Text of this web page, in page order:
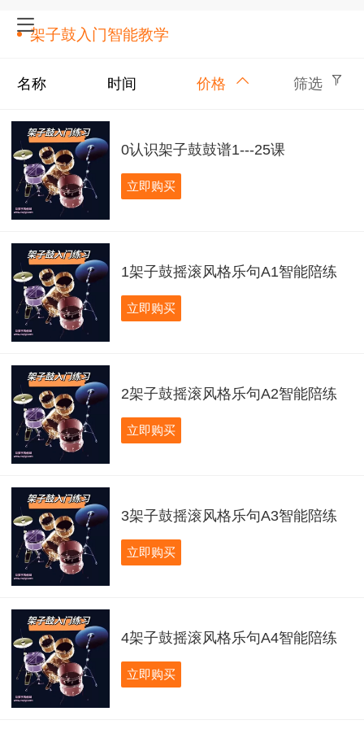
架子鼓入门智能教学
名称 时间 价格 筛选
0认识架子鼓鼓谱1---25课
立即购买
1架子鼓摇滚风格乐句A1智能陪练
立即购买
2架子鼓摇滚风格乐句A2智能陪练
立即购买
3架子鼓摇滚风格乐句A3智能陪练
立即购买
4架子鼓摇滚风格乐句A4智能陪练
立即购买